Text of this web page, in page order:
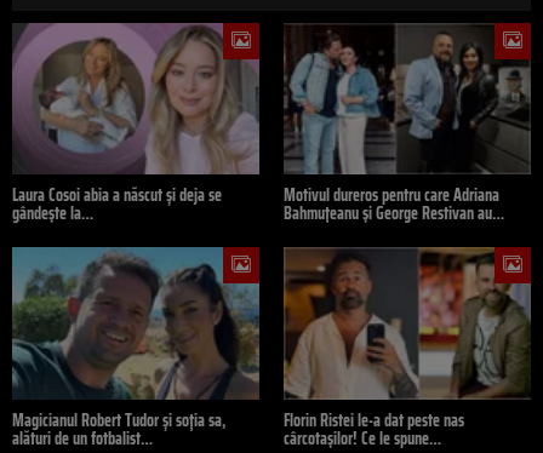
Laura Cosoi abia a născut și deja se
gândește la…
Motivul dureros pentru care Adriana
Bahmuțeanu și George Restivan au…
Magicianul Robert Tudor și soția sa,
alături de un fotbalist…
Florin Ristei le-a dat peste nas
cârcotașilor! Ce le spune…